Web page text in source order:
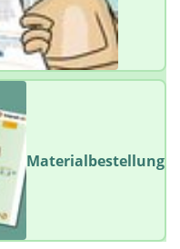
Materialbestellung